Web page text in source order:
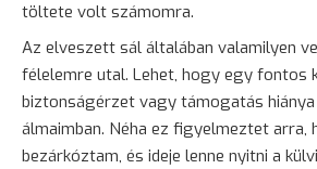
töltete volt számomra.
Az elveszett sál általában valamilyen
félelemre utal. Lehet, hogy egy fontos
biztonságérzet vagy támogatás
álmaimban. Néha ez figyelmeztet
bezárkóztam, és ideje lenne nyitni a